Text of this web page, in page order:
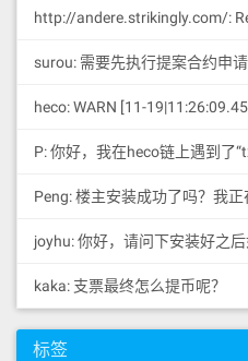
http://andere.strikingly.com/:
heco: WARN [11-
P: 你好，我在heco链上遇到了
joyhu: 你好，请问下安装好之
kaka: 支票最终怎么提币呢？
标签